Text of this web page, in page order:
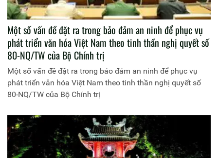
Một số vấn đề đặt ra trong bảo đảm an ninh để phục vụ
phát triển văn hóa Việt Nam theo tinh thần nghị quyết số
80-NQ/TW của Bộ Chính trị
Một số vấn đề đặt ra trong bảo đảm an ninh để phục vụ
phát triển văn hóa Việt Nam theo tinh thần nghị quyết số
80-NQ/TW của Bộ Chính trị